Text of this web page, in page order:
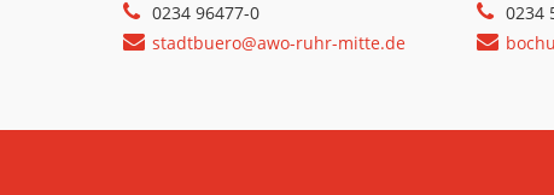
0234 96477-0
stadtbuero@awo-ruhr-mitte.de
0234